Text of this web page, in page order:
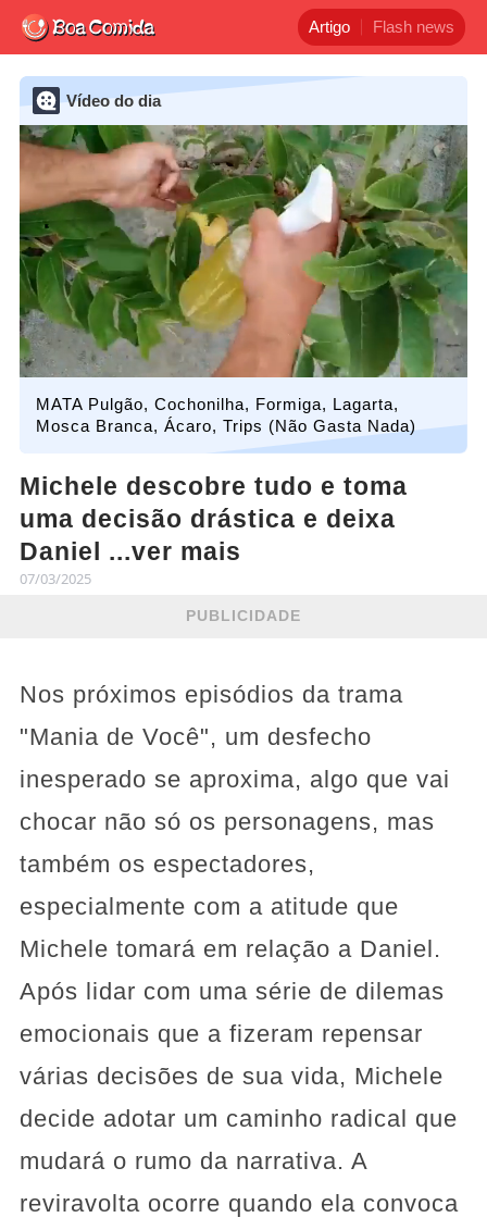
Artigo Flash news
Vídeo do dia
MATA Pulgão, Cochonilha, Formiga, Lagarta,
Mosca Branca, Ácaro, Trips (Não Gasta Nada)
Michele descobre tudo e toma
uma decisão drástica e deixa
Daniel ...ver mais
07/03/2025
PUBLICIDADE
Nos próximos episódios da trama
"Mania de Você", um desfecho
inesperado se aproxima, algo que vai
chocar não só os personagens, mas
também os espectadores,
especialmente com a atitude que
Michele tomará em relação a Daniel.
Após lidar com uma série de dilemas
emocionais que a fizeram repensar
várias decisões de sua vida, Michele
decide adotar um caminho radical que
mudará o rumo da narrativa. A
reviravolta ocorre quando ela convoca